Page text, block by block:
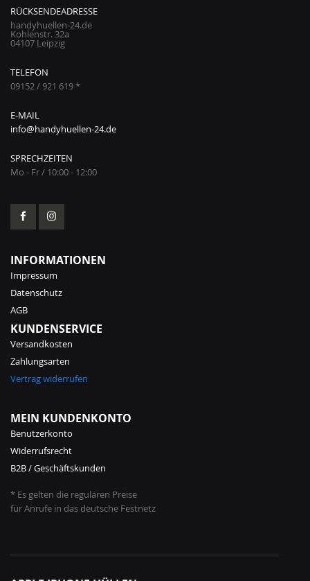
RÜCKSENDEADRESSE
handyhuellen-24.de
Kohlenstr. 32a
04107 Leipzig
TELEFON
09152 / 921 619 *
E-MAIL
info@handyhuellen-24.de
SPRECHZEITEN
Mo - Fr / 10:00 - 12:00
INFORMATIONEN
Impressum
Datenschutz
AGB
KUNDENSERVICE
Versandkosten
Zahlungsarten
Vertrag widerrufen
MEIN KUNDENKONTO
Benutzerkonto
Widerrufsrecht
B2B / Geschäftskunden
* Es gelten die regulären Preise
für Anrufe in das deutsche Festnetz